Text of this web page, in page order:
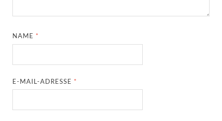
NAME *
E-MAIL-ADRESSE *